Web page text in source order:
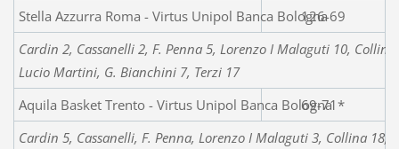
Stella Azzurra Roma -
126-69
Cardin 2, Cassanelli 2, F. Penna 5, Lorenzo I Malaguti 10,
Lucio Martini, G. Bianchini 7, Terzi 17
Aquila Basket Trento - Virtus Unipol Banca Bologna
69-71*
Cardin 5, Cassanelli, F. Penna, Lorenzo I Malaguti 3, Collina